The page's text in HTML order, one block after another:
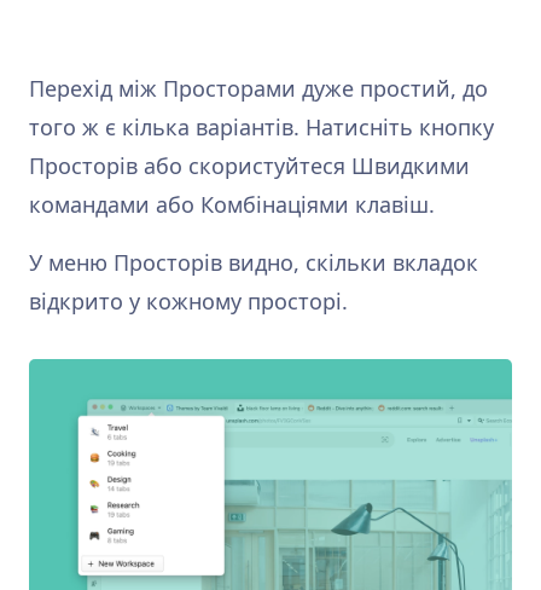
Перехід між Просторами дуже простий, до
того ж є кілька варіантів. Натисніть кнопку
Просторів або скористуйтеся Швидкими
командами або Комбінаціями клавіш.
У меню Просторів видно, скільки вкладок
відкрито у кожному просторі.